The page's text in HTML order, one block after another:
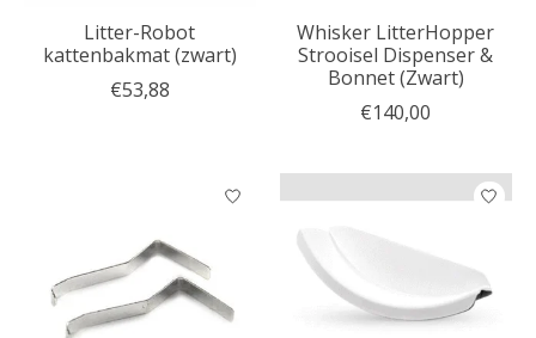
Litter-Robot
kattenbakmat (zwart)
€53,88
Whisker LitterHopper
Strooisel Dispenser &
Bonnet (Zwart)
€140,00